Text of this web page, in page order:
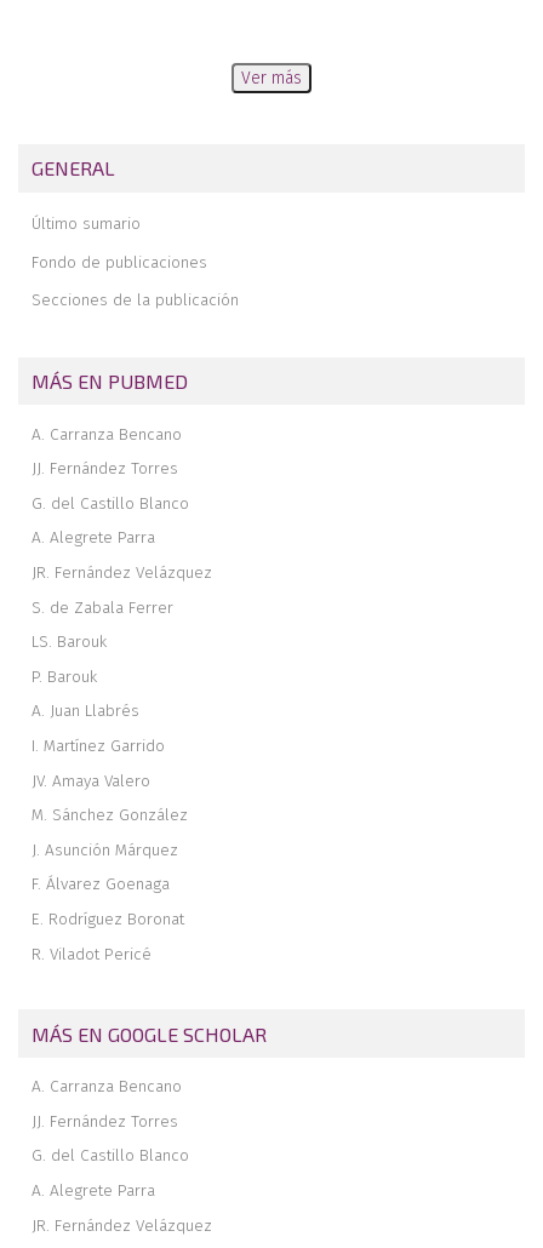
Ver más
GENERAL
Último sumario
Fondo de publicaciones
Secciones de la publicación
MÁS EN PUBMED
A. Carranza Bencano
JJ. Fernández Torres
G. del Castillo Blanco
A. Alegrete Parra
JR. Fernández Velázquez
S. de Zabala Ferrer
LS. Barouk
P. Barouk
A. Juan Llabrés
I. Martínez Garrido
JV. Amaya Valero
M. Sánchez González
J. Asunción Márquez
F. Álvarez Goenaga
E. Rodríguez Boronat
R. Viladot Pericé
MÁS EN GOOGLE SCHOLAR
A. Carranza Bencano
JJ. Fernández Torres
G. del Castillo Blanco
A. Alegrete Parra
JR. Fernández Velázquez